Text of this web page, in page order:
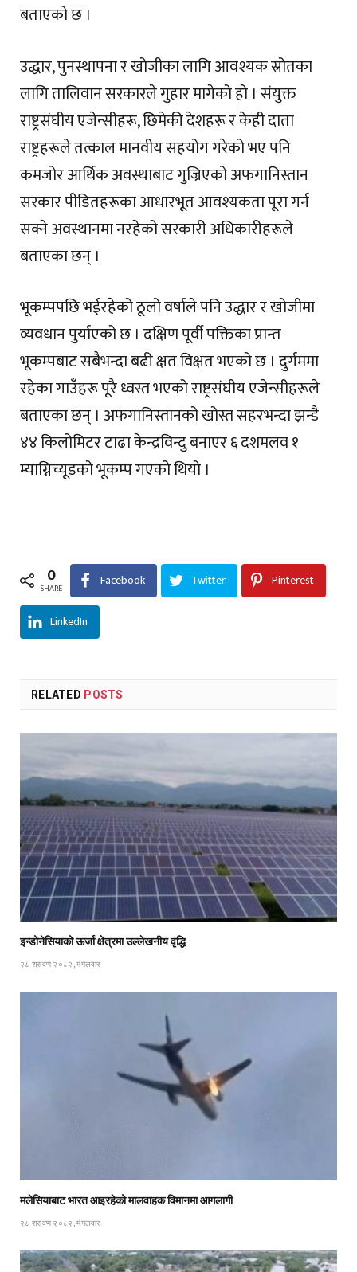
बताएको छ ।
उद्धार, पुनस्थापना र खोजीका लागि आवश्यक स्रोतका
लागि तालिवान सरकारले गुहार मागेको हो । संयुक्त
राष्ट्रसंघीय एजेन्सीहरू, छिमेकी देशहरू र केही दाता
राष्ट्रहरूले तत्काल मानवीय सहयोग गरेको भए पनि
कमजोर आर्थिक अवस्थाबाट गुज्रिएको अफगानिस्तान
सरकार पीडितहरूका आधारभूत आवश्यकता पूरा गर्न
सक्ने अवस्थानमा नरहेको सरकारी अधिकारीहरूले
बताएका छन् ।
भूकम्पपछि भईरहेको ठूलो वर्षाले पनि उद्धार र खोजीमा
व्यवधान पुर्याएको छ । दक्षिण पूर्वी पक्तिका प्रान्त
भूकम्पबाट सबैभन्दा बढी क्षत विक्षत भएको छ । दुर्गममा
रहेका गाउँहरू पूरै ध्वस्त भएको राष्ट्रसंघीय एजेन्सीहरूले
बताएका छन् । अफगानिस्तानको खोस्त सहरभन्दा झन्डै
४४ किलोमिटर टाढा केन्द्रविन्दु बनाएर ६ दशमलव १
म्याग्निच्यूडको भूकम्प गएको थियो ।
0
SHARE Facebook Twitter Pinterest
LinkedIn
RELATED POSTS
इन्डोनेसियाको ऊर्जा क्षेत्रमा उल्लेखनीय वृद्धि
२८ श्रावण २०८२, मंगलवार
मलेसियाबाट भारत आइरहेको मालवाहक विमानमा आगलागी
२८ श्रावण २०८२, मंगलवार